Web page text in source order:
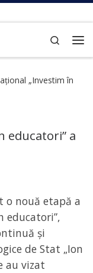
Search
„Investim în
educatori” a
o nouă etapă a
educatori”,
și
de Stat „Ion
au vizat